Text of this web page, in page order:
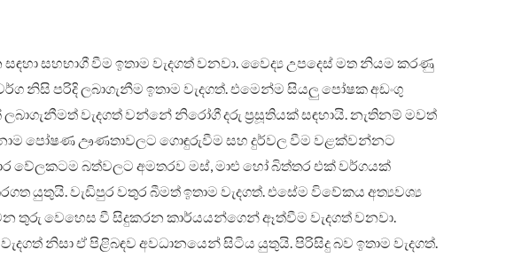
සහභාගී වීම ඉතාම වැදගත් වනවා. වෛද්‍ය උපදෙස් මත නියම කරණු
නිසි පරිදි ලබාගැනීම ඉතාම වැදගත්. එමෙන්ම සියලු පෝෂක අඩංගු
වැදගත් වන්නේ නිරෝගී දරු ප්‍රසූතියක් සඳහායි. නැතිනම් මවත්
පෝෂණ ඌණතාවලට ගොඳුරුවීම සහ දුර්වල වීම වළක්වන්නට
වේලකටම බත්වලට අමතරව මස්, මාළු හෝ බිත්තර එක් වර්ගයක්
යුතුයි. වැඩිපුර වතුර බීමත් ඉතාම වැදගත්. එසේම විවේකය අත්‍යවශ්‍ය
තුරු වෙහෙස වී සිදුකරන කාර්යයන්ගෙන් ඈත්වීම වැදගත් වනවා.
නිසා ඒ පිළිබඳව අවධානයෙන් සිටිය යුතුයි. පිරිසිදු බව ඉතාම වැදගත්.